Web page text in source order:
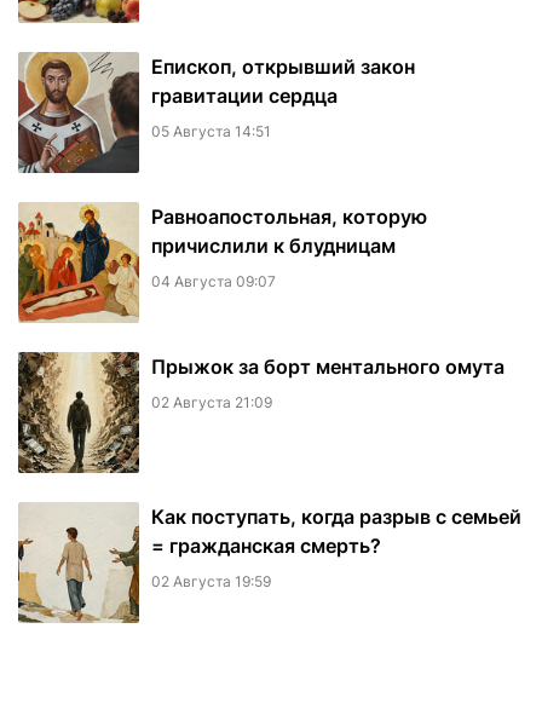
Епископ, открывший закон
гравитации сердца
05 Августа 14:51
Равноапостольная, которую
причислили к блудницам
04 Августа 09:07
​Прыжок за борт ментального омута
02 Августа 21:09
Как поступать, когда разрыв с семьей
= гражданская смерть?
02 Августа 19:59